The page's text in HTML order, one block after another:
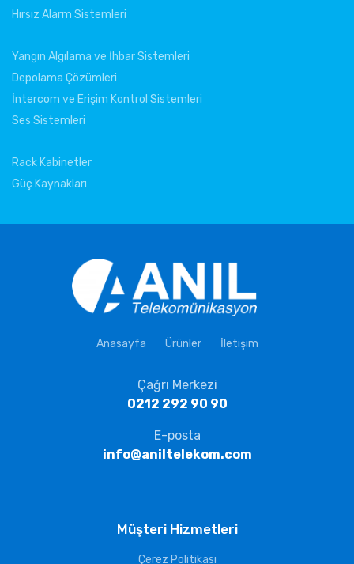
Hırsız Alarm Sistemleri
Yangın Algılama ve İhbar Sistemleri
Depolama Çözümleri
İntercom ve Erişim Kontrol Sistemleri
Ses Sistemleri
Rack Kabinetler
Güç Kaynakları
Anasayfa Ürünler İletişim
Çağrı Merkezi
0212 292 90 90
E-posta
info@aniltelekom.com
Müşteri Hizmetleri
Çerez Politikası